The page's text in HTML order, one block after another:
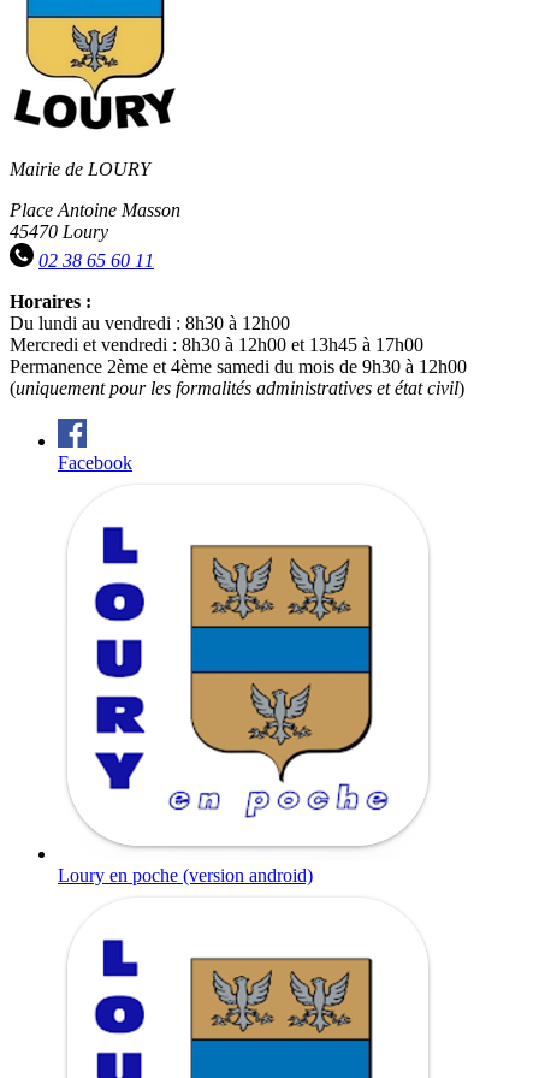
Mairie de LOURY
Place Antoine Masson
45470 Loury
02 38 65 60 11
Horaires :
Du lundi au vendredi : 8h30 à 12h00
Mercredi et vendredi : 8h30 à 12h00 et 13h45 à 17h00
Permanence 2ème et 4ème samedi du mois de 9h30 à 12h00
(uniquement pour les formalités administratives et état civil)
Facebook
Loury en poche (version android)